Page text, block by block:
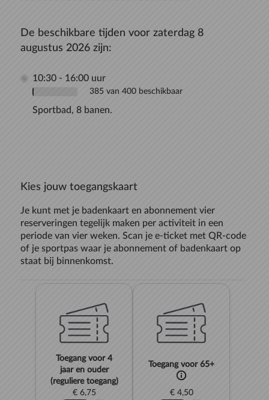
De beschikbare tijden voor zaterdag 8
augustus 2026 zijn:
10:30 - 16:00 uur
385 van 400 beschikbaar
Sportbad, 8 banen.
Kies jouw toegangskaart
Je kunt met je badenkaart en abonnement vier
reserveringen tegelijk maken per activiteit in een
periode van vier weken. Scan je e-ticket met QR-code
of je sportpas waar je abonnement of badenkaart op
staat bij binnenkomst.
Toegang voor 4
jaar en ouder
(reguliere toegang)
€ 6,75
Toegang voor 65+
€ 4,50